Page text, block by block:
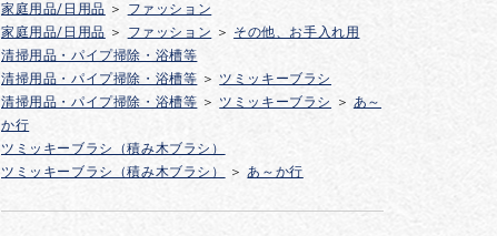
家庭用品/日用品 ＞
ファッション
家庭用品/日用品 ＞ ファッション ＞ その他、お手入れ用
清掃用品・パイプ掃除・浴槽等
清掃用品・パイプ掃除・浴槽等 ＞ ツミッキーブラシ
清掃用品・パイプ掃除・浴槽等 ＞ ツミッキーブラシ ＞ あ～
か行
ツミッキーブラシ（積み木ブラシ）
ツミッキーブラシ（積み木ブラシ）
＞ あ～か行